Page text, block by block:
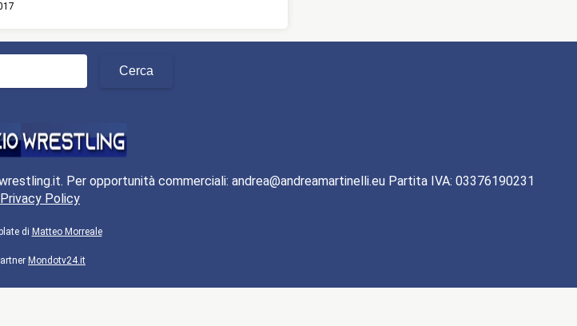
Per opportunità commerciali: andrea@andreamartinelli.eu Partita IVA: 03376190231
Privacy Policy
di Matteo Morreale
Mondotv24.it